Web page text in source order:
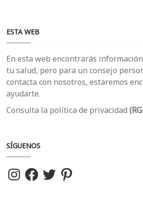
ESTA WEB
En esta web encontrarás
tu salud, pero para un consejo
contacta con nosotros, estaremos
ayudarte.
Consulta la política de privacidad
SÍGUENOS
Instagram
FacebookTwitterPinterest